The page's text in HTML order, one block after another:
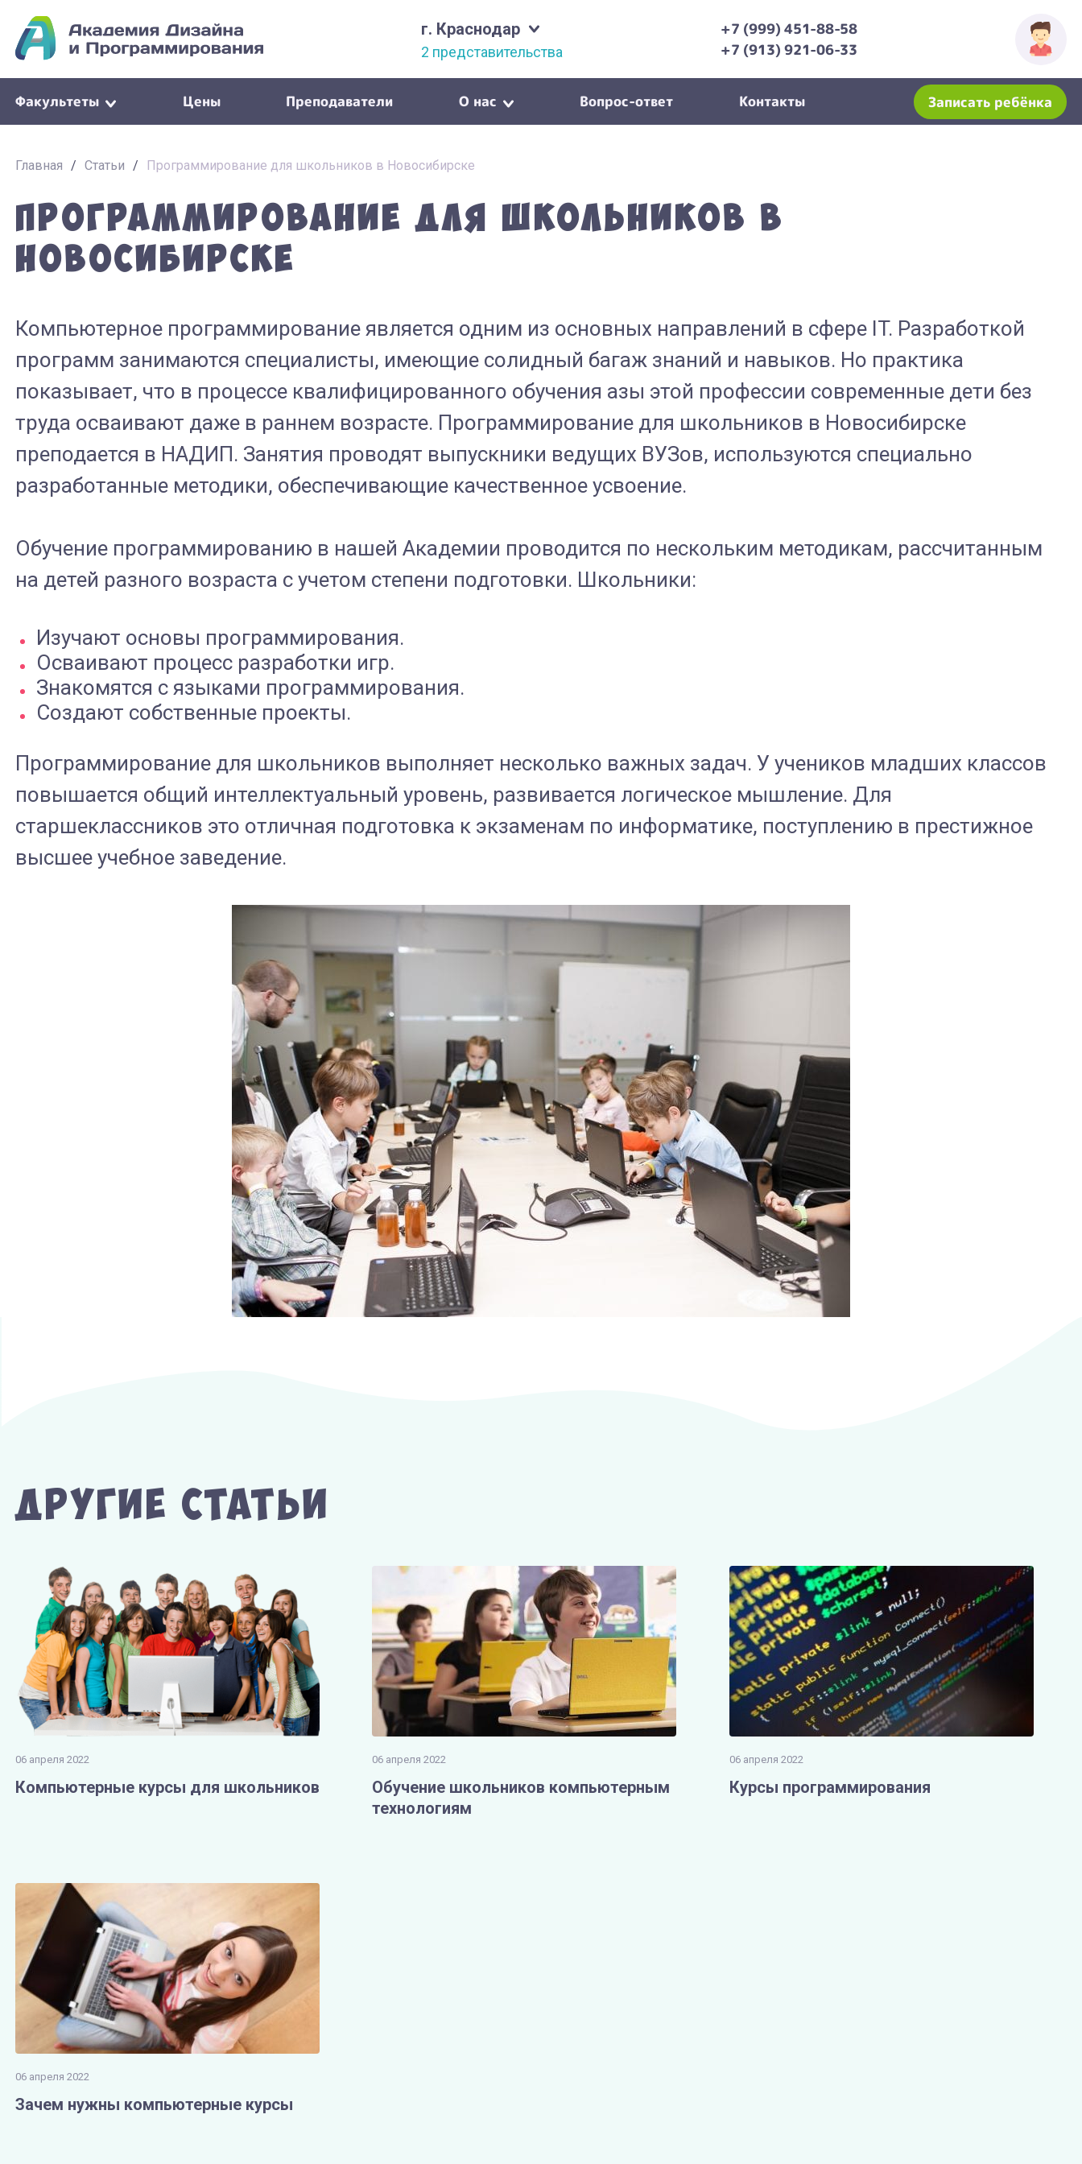
г. Краснодар
2 представительства
+7 (999) 451-88-58
+7 (913) 921-06-33
Факультеты Цены Преподаватели О нас Вопрос-ответ Контакты Записать ребёнка
Главная / Статьи / Программирование для школьников в Новосибирске
Программирование для школьников в
Новосибирске
Компьютерное программирование является одним из основных направлений в сфере IT. Разработкой
программ занимаются специалисты, имеющие солидный багаж знаний и навыков. Но практика
показывает, что в процессе квалифицированного обучения азы этой профессии современные дети без
труда осваивают даже в раннем возрасте. Программирование для школьников в Новосибирске
преподается в НАДИП. Занятия проводят выпускники ведущих ВУЗов, используются специально
разработанные методики, обеспечивающие качественное усвоение.
Обучение программированию в нашей Академии проводится по нескольким методикам, рассчитанным
на детей разного возраста с учетом степени подготовки. Школьники:
Изучают основы программирования.
Осваивают процесс разработки игр.
Знакомятся с языками программирования.
Создают собственные проекты.
Программирование для школьников выполняет несколько важных задач. У учеников младших классов
повышается общий интеллектуальный уровень, развивается логическое мышление. Для
старшеклассников это отличная подготовка к экзаменам по информатике, поступлению в престижное
высшее учебное заведение.
Другие Статьи
06 апреля 2022
Компьютерные курсы для школьников
06 апреля 2022
Обучение школьников компьютерным
технологиям
06 апреля 2022
Курсы программирования
06 апреля 2022
Зачем нужны компьютерные курсы